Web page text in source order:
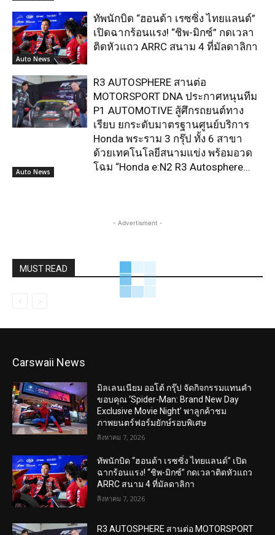
Auto News
ทัพนักบิด “ฮอนด้า เรซซิ่ง ไทยแลนด์”
เปิดฉากร้อนแรง! “ชิพ-มิกซ์” กดเวลา
ติดหัวแถว ARRC สนาม 4 ที่มัลดาลิกา
Auto News
R3 AUTOSPHERE สานต่อ
MOTORSPORT DNA ประกาศหนุนทีม
P1 AUTOMOTIVE สู้ศึกรถยนต์ทาง
เรียบ ยกระดับมาตรฐานศูนย์บริการ
Honda พระราม 3 กรุ๊ป ทั้ง 6 สาขา
ด้วยเทคโนโลยีสนามแข่ง พร้อมอวด
โฉม “Honda e:N2 R3 Autosphere...
- Advertisment -
MUST READ
Carswaii News
มิลเลนเนียม ออโต้ กรุ๊ป จัดกิจกรรมแทนคำ
ขอบคุณ ‘Spider-Man: Brand New Day
Exclusive Movie Night’ พาลูกค้าชม
ภาพยนตร์ฟอร์มยักษ์รอบพิเศษ
สิงหาคม 7, 2026
ทัพนักบิด “ฮอนด้า เรซซิ่ง ไทยแลนด์” เปิด
ฉากร้อนแรง! “ชิพ-มิกซ์” กดเวลาติดหัวแถว
ARRC สนาม 4 ที่มัลดาลิกา
สิงหาคม 7, 2026
R3 AUTOSPHERE สานต่อ MOTORSPORT